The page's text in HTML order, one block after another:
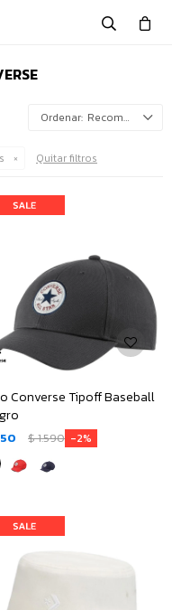
Recomendados
Quitar filtros
Converse Tipoff Baseball
$1.590 2